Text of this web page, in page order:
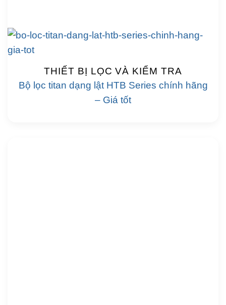
THIẾT BỊ LỌC VÀ KIỂM TRA
Bộ lọc titan dạng lật HTB Series chính hãng
– Giá tốt